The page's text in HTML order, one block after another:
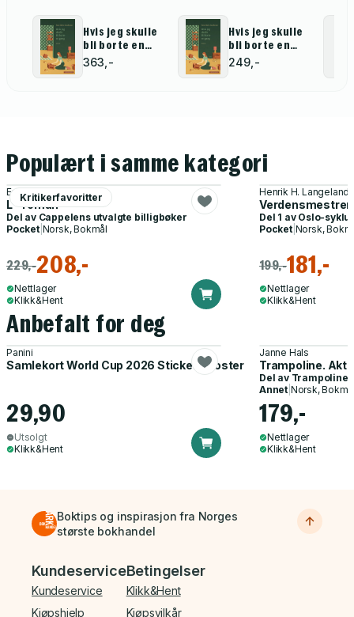
Hvis jeg skulle
bli borte en
gang
363,-
Hvis jeg skulle
bli borte en
gang
249,-
Populært i samme kategori
Kritikerfavoritter
Erlend Loe
L - roman
Del av Cappelens utvalgte billigbøker
Pocket| Norsk, Bokmål
229,-208,-
Nettlager
Klikk&Hent
Henrik H. Langeland
Del 1 av Oslo-
Pocket| Norsk,
199,-181,-
Nettlager
Klikk&Hent
Anbefalt for deg
Panini
Samlekort World Cup 2026 Sticker Booster
29,90
Utsolgt
Klikk&Hent
Janne Hals
Trampoline.
Del av Trampoline
Annet| Norsk,
179,-
Nettlager
Klikk&Hent
Boktips og inspirasjon fra Norges
største bokhandel
Bunnmeny
Kundeservice
Kundeservice
Kjøpshjelp
Betingelser
Klikk&Hent
Kjøpsvilkår